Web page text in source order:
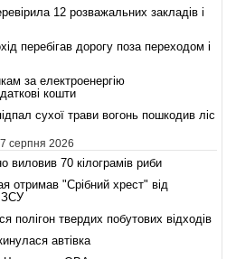
12 розважальних закладів і
перебігав дорогу поза переходом і
за електроенергію
кошти
сухої трави вогонь пошкодив ліс
серпня 2026
виловив 70 кілограмів риби
отримав "Срібний хрест" від
ЗСУ
полігон твердих побутових відходів
автівка